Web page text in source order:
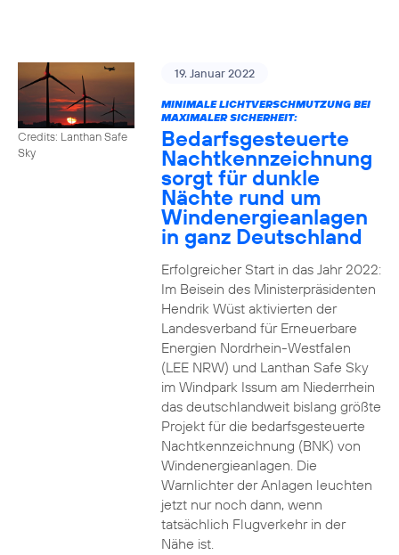
Credits: Lanthan Safe
Sky
19. Januar 2022
MINIMALE LICHTVERSCHMUTZUNG BEI
MAXIMALER SICHERHEIT:
Bedarfsgesteuerte
Nachtkennzeichnung
sorgt für dunkle
Nächte rund um
Windenergieanlagen
in ganz Deutschland
Erfolgreicher Start in das Jahr 2022:
Im Beisein des Ministerpräsidenten
Hendrik Wüst aktivierten der
Landesverband für Erneuerbare
Energien Nordrhein-Westfalen
(LEE NRW) und Lanthan Safe Sky
im Windpark Issum am Niederrhein
das deutschlandweit bislang größte
Projekt für die bedarfsgesteuerte
Nachtkennzeichnung (BNK) von
Windenergieanlagen. Die
Warnlichter der Anlagen leuchten
jetzt nur noch dann, wenn
tatsächlich Flugverkehr in der
Nähe ist.